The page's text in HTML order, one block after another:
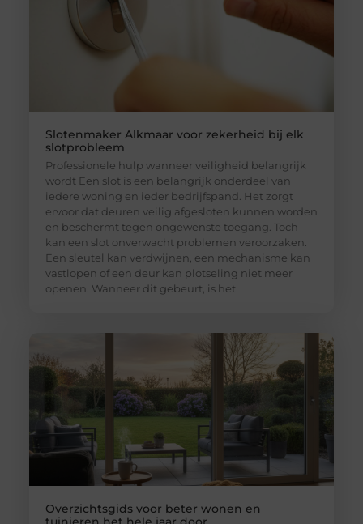
Slotenmaker Alkmaar voor zekerheid bij elk
slotprobleem
Professionele hulp wanneer veiligheid belangrijk
wordt Een slot is een belangrijk onderdeel van
iedere woning en ieder bedrijfspand. Het zorgt
ervoor dat deuren veilig afgesloten kunnen worden
en beschermt tegen ongewenste toegang. Toch
kan een slot onverwacht problemen veroorzaken.
Een sleutel kan verdwijnen, een mechanisme kan
vastlopen of een deur kan plotseling niet meer
openen. Wanneer dit gebeurt, is het
Overzichtsgids voor beter wonen en